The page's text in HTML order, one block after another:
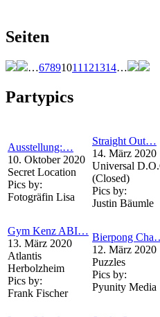
Seiten
…67891011 121314…
Partypics
Ausstellung:…
10. Oktober 2020
Secret Location
Pics by:
Fotogräfin Lisa
Straight Out…
14. März 2020
Universal
(Closed)
Pics by:
Justin Bäumle
Gym Kenz ABI…
13. März 2020
Atlantis
Herbolzheim
Pics by:
Frank Fischer
Bierpong
12. März 2020
Puzzles
Pics by:
Pyunity Media